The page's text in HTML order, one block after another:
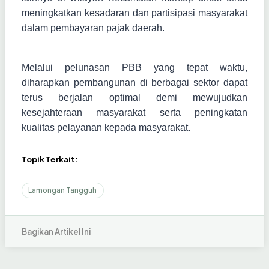
meningkatkan kesadaran dan partisipasi masyarakat
dalam pembayaran pajak daerah.
Melalui pelunasan PBB yang tepat waktu,
diharapkan pembangunan di berbagai sektor dapat
terus berjalan optimal demi mewujudkan
kesejahteraan masyarakat serta peningkatan
kualitas pelayanan kepada masyarakat.
Topik Terkait:
Lamongan Tangguh
Bagikan Artikel Ini